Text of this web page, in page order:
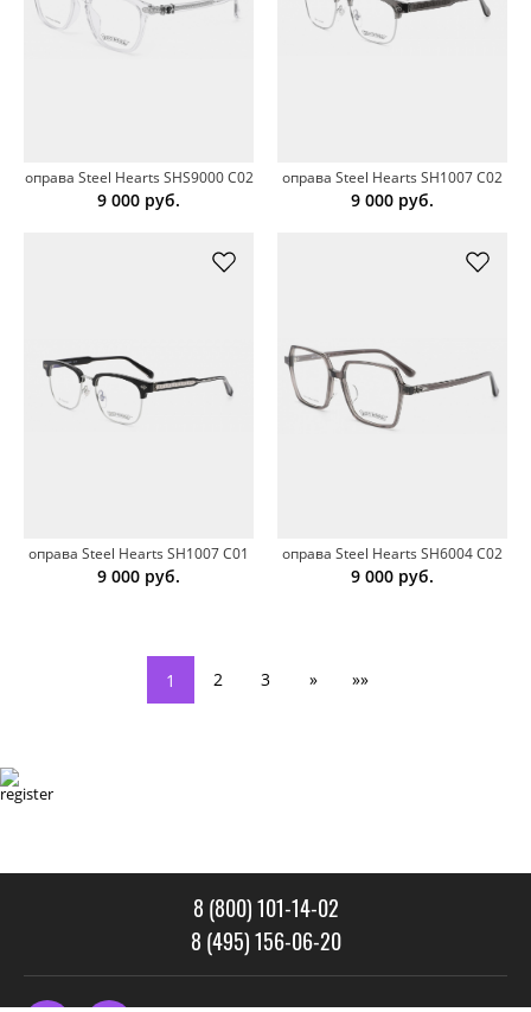
оправа Steel Hearts SHS9000 C02
9 000 руб.
оправа Steel Hearts SH1007 C02
9 000 руб.
оправа Steel Hearts SH1007 C01
9 000 руб.
оправа Steel Hearts SH6004 C02
9 000 руб.
1 2 3 » »»
8 (800) 101-14-02
8 (495) 156-06-20